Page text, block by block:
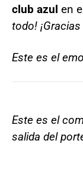
club azul en
todo!
Este es el
Este es el
salida del